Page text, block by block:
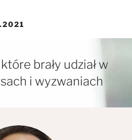
brały udział w
i wyzwaniach